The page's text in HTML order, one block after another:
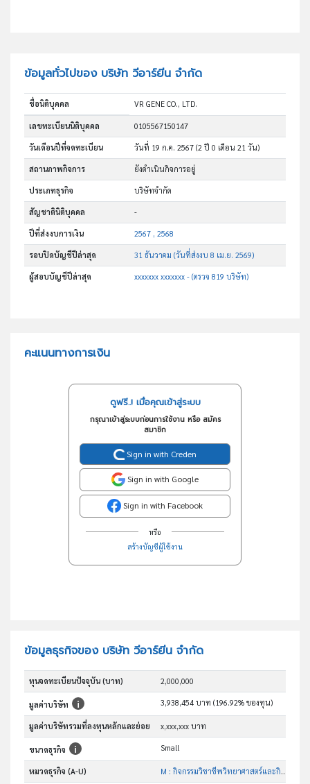
ข้อมูลทั่วไปของ บริษัท วีอาร์ยีน จำกัด
ชื่อนิติบุคคล VR GENE CO., LTD.
เลขทะเบียนนิติบุคคล 0105567150147
วันเดือนปีที่จดทะเบียน วันที่ 19 ก.ค. 2567(2 ปี 0 เดือน 21 วัน)
สถานภาพกิจการ ยังดำเนินกิจการอยู่
ประเภทธุรกิจ บริษัทจำกัด
สัญชาตินิติบุคคล -
ปีที่ส่งงบการเงิน 2567 , 2568
รอบปิดบัญชีปีล่าสุด 31 ธันวาคม (วันที่ส่งงบ 8 เม.ย. 2569)
ผู้สอบบัญชีปีล่าสุด xxxxxxx xxxxxxx - (ตรวจ 819 บริษัท)
คะแนนทางการเงิน
ดูฟรี..! เมื่อคุณเข้าสู่ระบบ
กรุณาเข้าสู่ระบบก่อนการใช้งาน หรือ สมัคร
สมาชิก
Sign in with Creden
Sign in with Google
Sign in with Facebook
หรือ
สร้างบัญชีผู้ใช้งาน
ข้อมูลธุรกิจของ บริษัท วีอาร์ยีน จำกัด
ทุนจดทะเบียนปัจจุบัน (บาท) 2,000,000
มูลค่าบริษัท 3,938,454 บาท (196.92% ของทุน)
มูลค่าบริษัทรวมที่ลงทุนหลักและย่อย x,xxx,xxx บาท
ขนาดธุรกิจ Small
หมวดธุรกิจ (A-U) M : กิจกรรมวิชาชีพวิทยาศาสตร์และกิจกรรมทาง วิชาการ